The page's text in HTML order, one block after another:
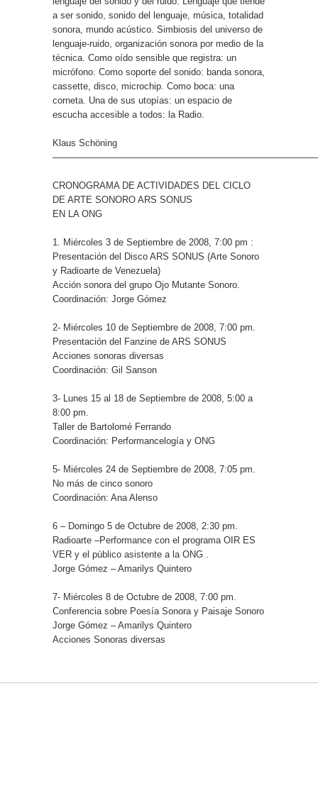
a ser sonido, sonido del lenguaje, música, totalidad
sonora, mundo acústico. Simbiosis del universo de
lenguaje-ruido, organización sonora por medio de la
técnica. Como oído sensible que registra: un
micrófono. Como soporte del sonido: banda sonora,
cassette, disco, microchip. Como boca: una
corneta. Una de sus utopías: un espacio de
escucha accesible a todos: la Radio.
Klaus Schöning
CRONOGRAMA DE ACTIVIDADES DEL CICLO
DE ARTE SONORO ARS SONUS
EN LA ONG
1. Miércoles 3 de Septiembre de 2008, 7:00 pm :
Presentación del Disco ARS SONUS (Arte Sonoro
y Radioarte de Venezuela)
Acción sonora del grupo Ojo Mutante Sonoro.
Coordinación: Jorge Gómez
2- Miércoles 10 de Septiembre de 2008, 7:00 pm.
Presentación del Fanzine de ARS SONUS
Acciones sonoras diversas
Coordinación: Gil Sanson
3- Lunes 15 al 18 de Septiembre de 2008, 5:00 a
8:00 pm.
Taller de Bartolomé Ferrando
Coordinación: Performancelogía y ONG
5- Miércoles 24 de Septiembre de 2008, 7:05 pm.
No más de cinco sonoro
Coordinación: Ana Alenso
6 – Domingo 5 de Octubre de 2008, 2:30 pm.
Radioarte –Performance con el programa OIR ES
VER y el público asistente a la ONG .
Jorge Gómez – Amarilys Quintero
7- Miércoles 8 de Octubre de 2008, 7:00 pm.
Conferencia sobre Poesía Sonora y Paisaje Sonoro
Jorge Gómez – Amarilys Quintero
Acciones Sonoras diversas